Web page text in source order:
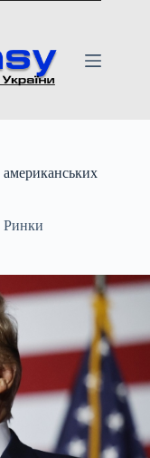
Ринки